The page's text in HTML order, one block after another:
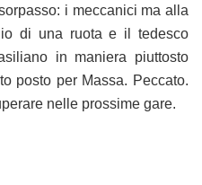
i meccanici ma alla
di una ruota e il tedesco
in maniera piuttosto
posto per Massa. Peccato.
nelle prossime gare.